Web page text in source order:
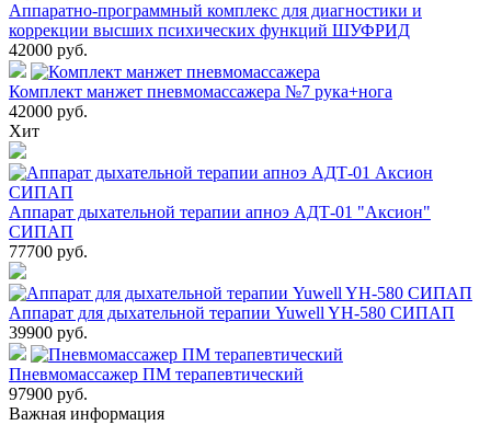
Аппаратно-программный комплекс для диагностики и
коррекции высших психических функций ШУФРИД
42000 руб.
Комплект манжет пневмомассажера №7 рука+нога
42000 руб.
Хит
Аппарат дыхательной терапии апноэ АДТ-01 "Аксион"
СИПАП
77700 руб.
Аппарат для дыхательной терапии Yuwell YH-580 СИПАП
39900 руб.
Пневмомассажер ПМ терапевтический
97900 руб.
Важная информация